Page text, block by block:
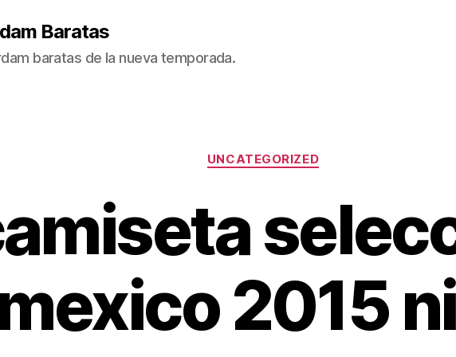
Baratas
baratas de la nueva temporada.
Categorías
UNCATEGORIZED
2015